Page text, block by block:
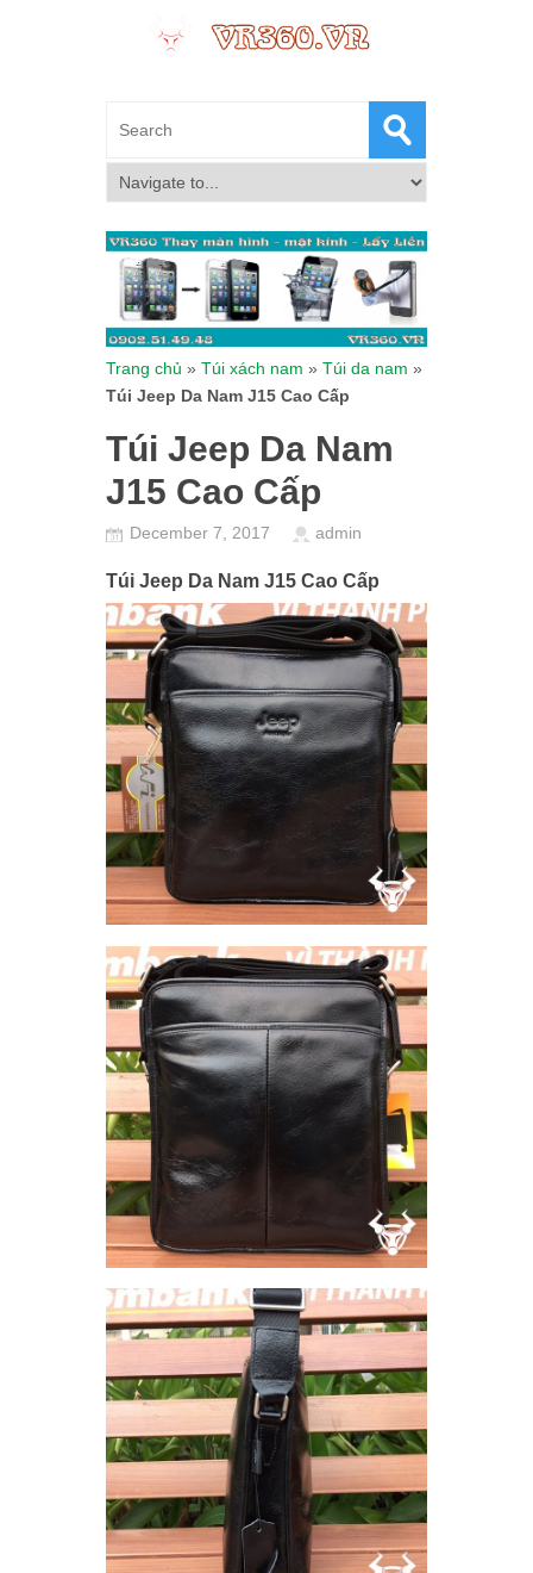
Trang chủ » Túi xách nam » Túi da nam »
Túi Jeep Da Nam J15 Cao Cấp
Túi Jeep Da Nam
J15 Cao Cấp
December 7, 2017 admin
Túi Jeep Da Nam J15 Cao Cấp